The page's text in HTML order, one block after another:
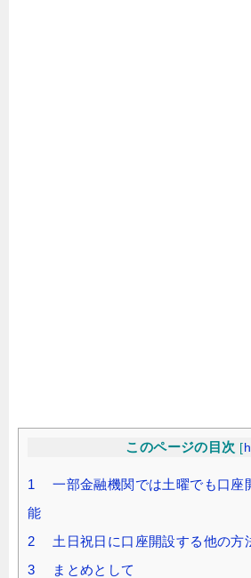
このページの目次 [
1 一部金融機関では土曜でも口座
能
2 土日祝日に口座開設する他の方
3 まとめとして